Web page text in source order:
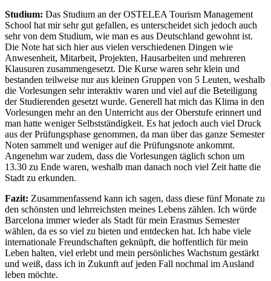
Studium: Das Studium an der OSTELEA Tourism Management
School hat mir sehr gut gefallen, es unterscheidet sich jedoch auch
sehr von dem Studium, wie man es aus Deutschland gewohnt ist.
Die Note hat sich hier aus vielen verschiedenen Dingen wie
Anwesenheit, Mitarbeit, Projekten, Hausarbeiten und mehreren
Klausuren zusammengesetzt. Die Kurse waren sehr klein und
bestanden teilweise nur aus kleinen Gruppen von 5 Leuten, weshalb
die Vorlesungen sehr interaktiv waren und viel auf die Beteiligung
der Studierenden gesetzt wurde. Generell hat mich das Klima in den
Vorlesungen mehr an den Unterricht aus der Oberstufe erinnert und
man hatte weniger Selbstständigkeit. Es hat jedoch auch viel Druck
aus der Prüfungsphase genommen, da man über das ganze Semester
Noten sammelt und weniger auf die Prüfungsnote ankommt.
Angenehm war zudem, dass die Vorlesungen täglich schon um
13.30 zu Ende waren, weshalb man danach noch viel Zeit hatte die
Stadt zu erkunden.
Fazit: Zusammenfassend kann ich sagen, dass diese fünf Monate zu
den schönsten und lehrreichsten meines Lebens zählen. Ich würde
Barcelona immer wieder als Stadt für mein Erasmus Semester
wählen, da es so viel zu bieten und entdecken hat. Ich habe viele
internationale Freundschaften geknüpft, die hoffentlich für mein
Leben halten, viel erlebt und mein persönliches Wachstum gestärkt
und weiß, dass ich in Zukunft auf jeden Fall nochmal im Ausland
leben möchte.